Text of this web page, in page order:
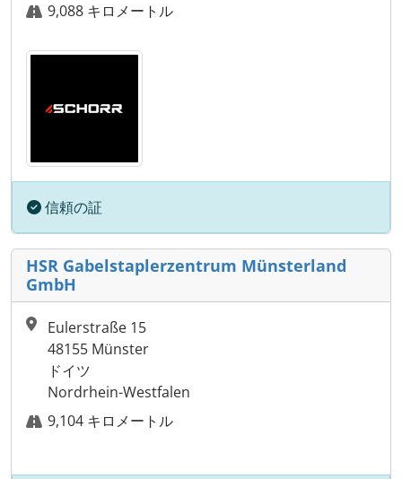
9,088 キロメートル
信頼の証
HSR Gabelstaplerzentrum Münsterland
GmbH
Eulerstraße 15
48155 Münster
ドイツ
Nordrhein-Westfalen
9,104 キロメートル